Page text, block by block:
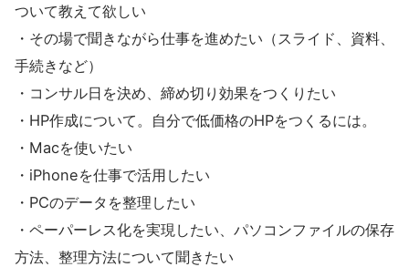
ついて教えて欲しい
・その場で聞きながら仕事を進めたい（スライド、資料、
手続きなど）
・コンサル日を決め、締め切り効果をつくりたい
・HP作成について。自分で低価格のHPをつくるには。
・Macを使いたい
・iPhoneを仕事で活用したい
・PCのデータを整理したい
・ペーパーレス化を実現したい、パソコンファイルの保存
方法、整理方法について聞きたい